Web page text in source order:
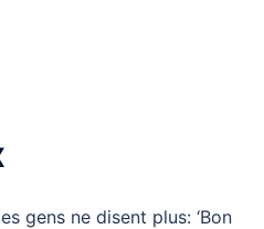
gens ne disent plus: ‘Bon